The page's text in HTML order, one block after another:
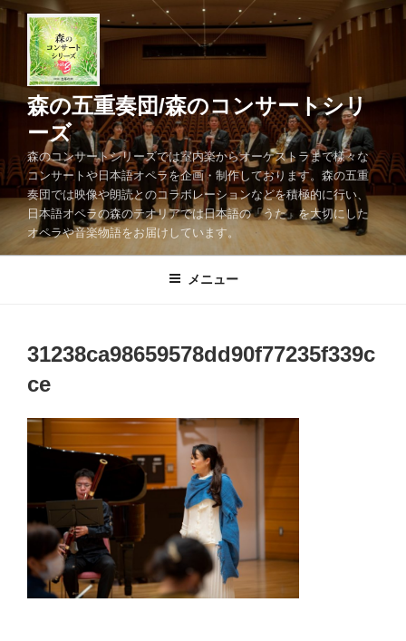
コ
ツ
キ
ッ
プ
森の五重奏団/森のコンサートシリ
ーズ
森のコンサートシリーズでは室内楽からオーケストラまで様々な
コンサートや日本語オペラを企画・制作しております。森の五重
奏団では映像や朗読とのコラボレーションなどを積極的に行い、
日本語オペラの森のテオリアでは日本語の「うた」を大切にした
オペラや音楽物語をお届けしています。
メニュー
31238ca98659578dd90f77235f339c
ce